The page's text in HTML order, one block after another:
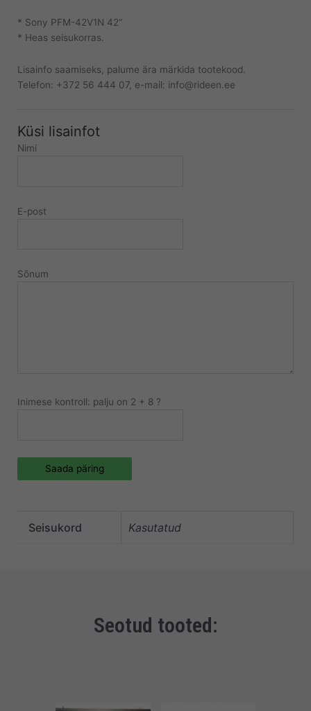
* Sony PFM-42V1N 42“
* Heas seisukorras.
Lisainfo saamiseks, palume ära märkida tootekood.
Telefon: +372 56 444 07, e-mail: info@rideen.ee
Küsi lisainfot
Nimi
E-post
Sõnum
Inimese kontroll: palju on 2 + 8 ?
Saada päring
Seisukord Kasutatud
Seotud tooted: